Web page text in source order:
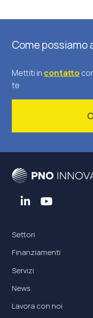
Come possiamo
Mettiti in contatto
te
Settori
Finanziamenti
Servizi
News
Lavora con noi